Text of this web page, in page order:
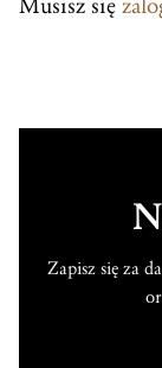
Musisz się
Zapisz się za